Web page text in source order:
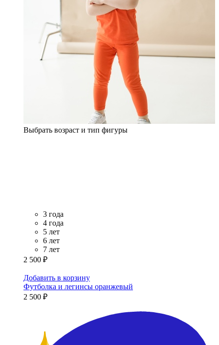
Выбрать возраст и тип фигуры
3 года
4 года
5 лет
6 лет
7 лет
2 500 ₽
Добавить в корзину
Футболка и легинсы оранжевый
2 500 ₽